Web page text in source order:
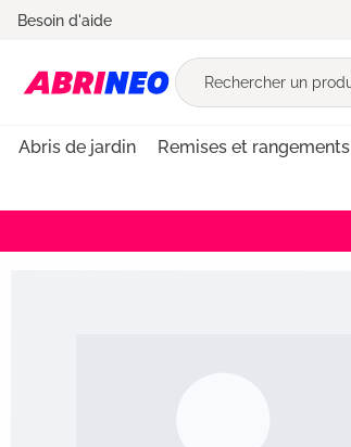
Passer à la navigation principale
Besoin d'aide
Abris de jardin Remises et rangements